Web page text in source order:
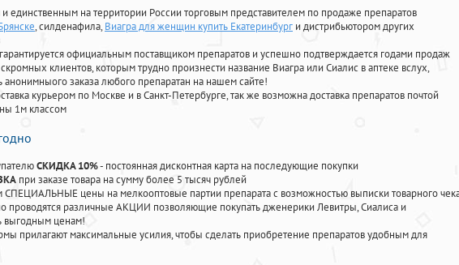
единственным на территории России торговым представителем по продаже препаратов
, силденафила, Виагра для женщин купить Екатеринбург и дистрибьютором других
официальным поставщиком препаратов и успешно подтверждается годами продаж
клиентов, которым трудно произнести название Виагра или Сиалис в аптеке вслух,
анонимныого заказа любого препаратан на нашем сайте!
курьером по Москве и в Санкт-Петербурге, так же возможна доставка препаратов почтой
1м классом
СКИДКА 10%- постоянная дисконтная карта на последующие покупки
при заказе товара на сумму более 5 тысяч рублей
СПЕЦИАЛЬНЫЕ цены на мелкооптовые партии препарата с возможностью выписки товарного
проводятся различные АКЦИИ позволяющие покупать дженерики Левитры, Сиалиса и
выгодным ценам!
прилагают максимальные усилия, чтобы сделать приобретение препаратов удобным для